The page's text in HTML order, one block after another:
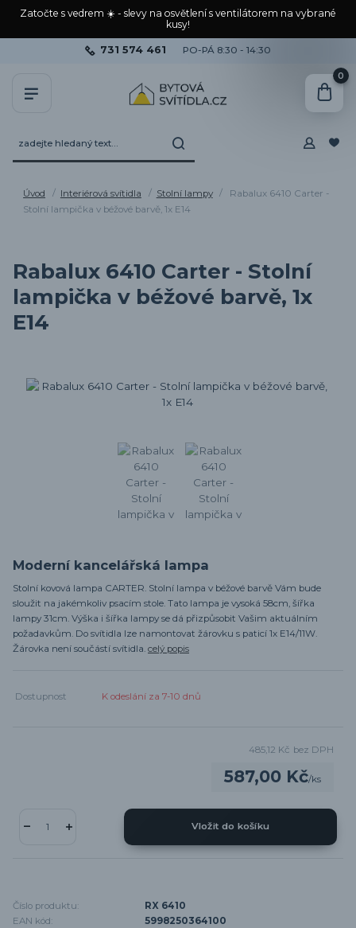
Zatočte s vedrem ☀️ - slevy na osvětlení s ventilátorem na vybrané
kusy!
731 574 461 PO-PÁ 8:30 - 14:30
0
Úvod Interiérová svítidla Stolní lampy
Rabalux 6410 Carter -
Stolní lampička v béžové barvě, 1x E14
Rabalux 6410 Carter - Stolní
lampička v béžové barvě, 1x
E14
Moderní kancelářská lampa
Stolní kovová lampa CARTER. Stolní lampa v béžové barvě Vám bude
sloužit na jakémkoliv psacím stole. Tato lampa je vysoká 58cm, šířka
lampy 31cm. Výška i šířka lampy se dá přizpůsobit Vašim aktuálním
požadavkům. Do svítidla lze namontovat žárovku s paticí 1x E14/11W.
Žárovka není součástí svítidla. celý popis
Dostupnost K odeslání za 7-10 dnů
587,00 Kč/ks
485,12 Kč bez DPH
Vložit do košíku
Číslo produktu:
RX 6410
EAN kód:
5998250364100